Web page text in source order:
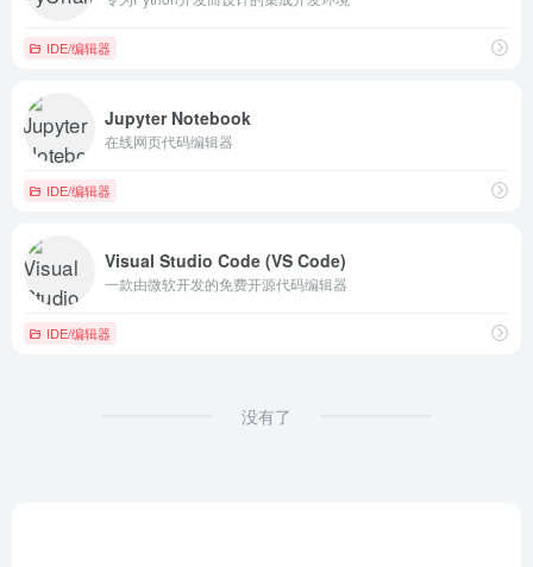
IDE/编辑器
Jupyter Notebook
在线网页代码编辑器
IDE/编辑器
Visual Studio Code (VS Code)
一款由微软开发的免费开源代码编辑器
IDE/编辑器
没有了